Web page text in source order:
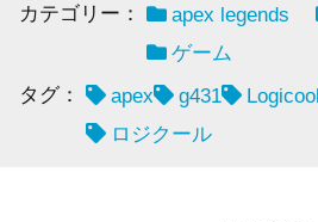
カテゴリー： apex legends
ゲーム
タグ：
apex g431 Logicool
ロジクール